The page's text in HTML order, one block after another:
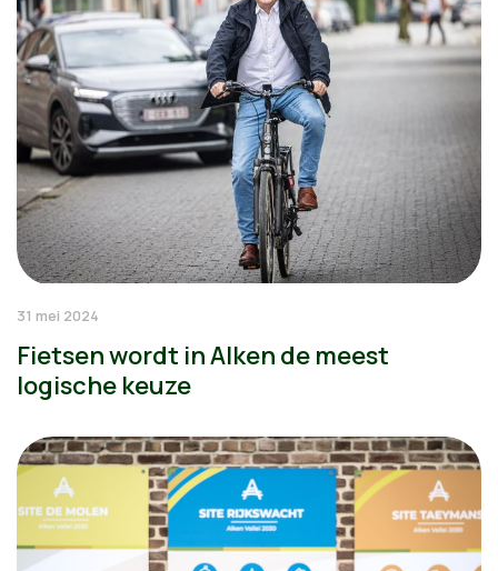
31 mei 2024
Fietsen wordt in Alken de meest
logische keuze